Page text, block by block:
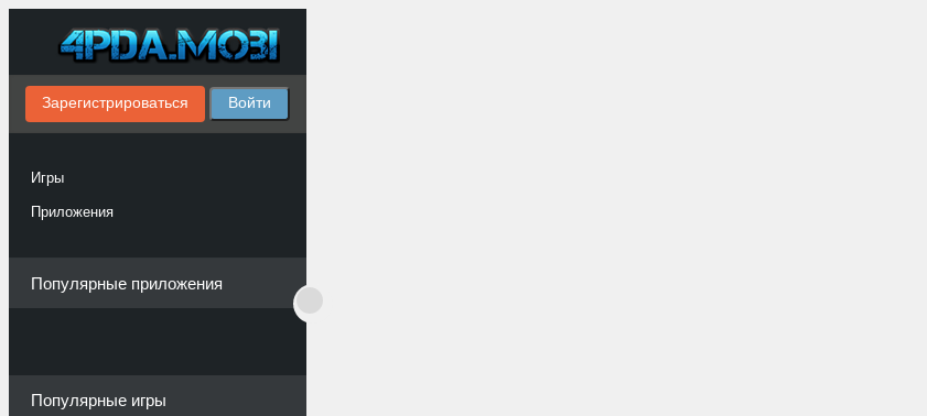
Зарегистрироваться Войти
Игры
Приложения
Популярные приложения
Популярные игры